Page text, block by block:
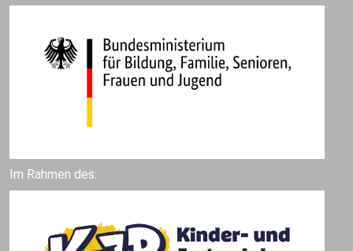
Im Rahmen des: